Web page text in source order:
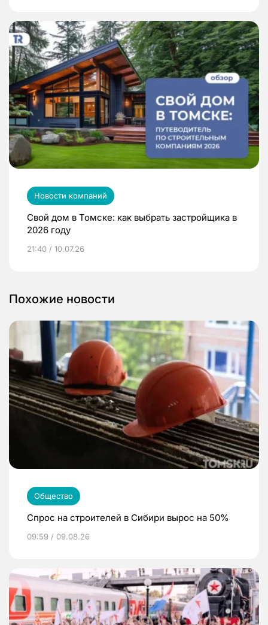
Новости компаний
Свой дом в Томске: как выбрать застройщика в
2026 году
21:40 / 10.07.26
Похожие новости
Общество
Спрос на строителей в Сибири вырос на 50%
09:59 / 09.08.26